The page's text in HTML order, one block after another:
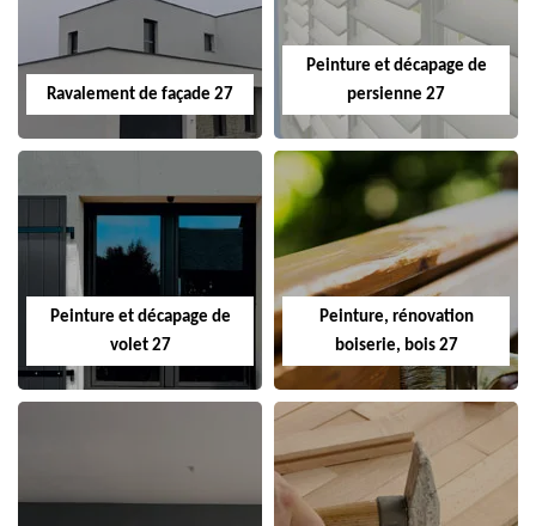
Ravalement de façade 27
Peinture et décapage de
persienne 27
Peinture et décapage de
volet 27
Peinture, rénovation
boiserie, bois 27